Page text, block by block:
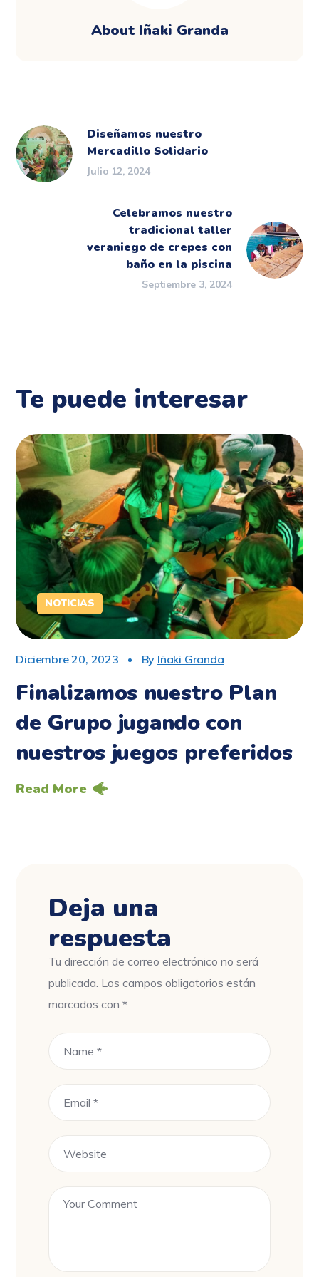
About Iñaki Granda
Diseñamos nuestro
Mercadillo Solidario
Julio 12, 2024
Celebramos nuestro
tradicional taller
veraniego de crepes con
baño en la piscina
Septiembre 3, 2024
Te puede interesar
NOTICIAS
Diciembre 20, 2023 By Iñaki Granda
Finalizamos nuestro Plan
de Grupo jugando con
nuestros juegos preferidos
Read More
Deja una
respuesta
Tu dirección de correo electrónico no será
publicada. Los campos obligatorios están
marcados con*